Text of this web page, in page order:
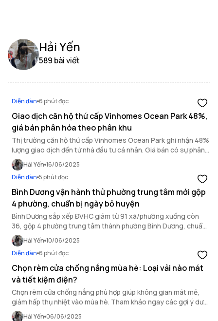
Hải Yến
589 bài viết
Diễn đàn 6 phút đọc
Giao dịch căn hộ thứ cấp Vinhomes Ocean Park 48%,
giá bán phân hóa theo phân khu
Thị trường căn hộ thứ cấp Vinhomes Ocean Park ghi nhận 48%
lượng giao dịch đến từ nhà đầu tư cá nhân. Giá bán có sự phân
hóa rõ rệt theo từng phân khu
Hải Yến 16/06/2025
Diễn đàn 5 phút đọc
Bình Dương vận hành thử phường trung tâm mới gộp
4 phường, chuẩn bị ngày bỏ huyện
Bình Dương sắp xếp ĐVHC giảm từ 91 xã/phường xuống còn
36, gộp 4 phường trung tâm thành phường Bình Dương, chuẩn
bị bỏ cấp huyện theo đề án hành chính mới.
Hải Yến 10/06/2025
Diễn đàn 6 phút đọc
Chọn rèm cửa chống nắng mùa hè: Loại vải nào mát
và tiết kiệm điện?
Chọn rèm cửa chống nắng phù hợp giúp không gian mát mẻ,
giảm hấp thụ nhiệt vào mùa hè. Tham khảo ngay các gợi ý dưới
đây để chọn rèm vừa hiệu quả vừa thẩm mỹ.
Hải Yến 06/06/2025